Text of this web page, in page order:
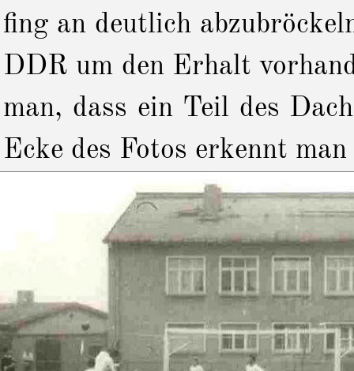
fing an deutlich
DDR um den Erhalt
man, dass ein Teil des
Ecke des Fotos erkennt